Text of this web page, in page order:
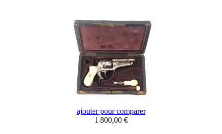
ajouter pour comparer
Prix
1 800,00 €